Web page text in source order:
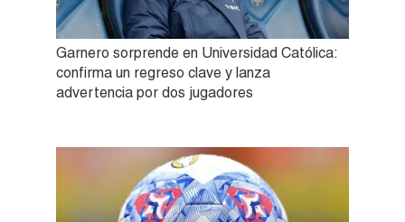
Garnero sorprende en Universidad Católica:
confirma un regreso clave y lanza
advertencia por dos jugadores